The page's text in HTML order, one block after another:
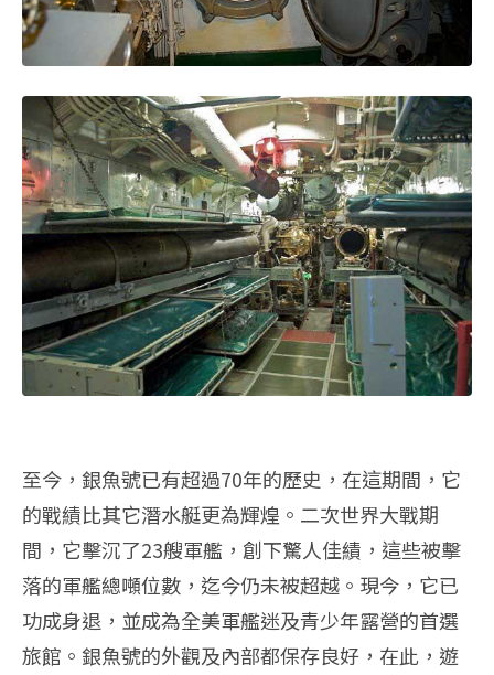
至今，銀魚號已有超過70年的歷史，在這期間，它
的戰績比其它潛水艇更為輝煌。二次世界大戰期
間，它擊沉了23艘軍艦，創下驚人佳績，這些被擊
落的軍艦總噸位數，迄今仍未被超越。現今，它已
功成身退，並成為全美軍艦迷及青少年露營的首選
旅館。銀魚號的外觀及內部都保存良好，在此，遊